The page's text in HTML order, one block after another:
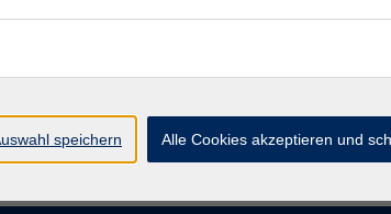
Impressum Datenschutzerklärung AGB/
speichern Alle Cookies akzeptieren und